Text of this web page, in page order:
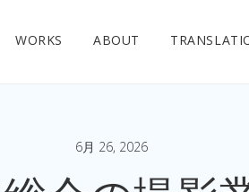
WORKS ABOUT
6月 26, 2026